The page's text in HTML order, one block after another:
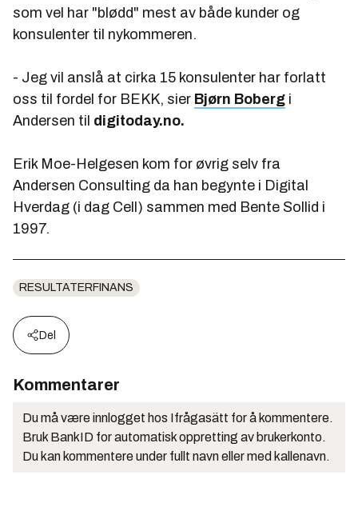
som vel har "blødd" mest av både kunder og
konsulenter til nykommeren.
- Jeg vil anslå at cirka 15 konsulenter har forlatt
oss til fordel for BEKK, sier Bjørn Boberg i
Andersen til digitoday.no.
Erik Moe-Helgesen kom for øvrig selv fra
Andersen Consulting da han begynte i Digital
Hverdag (i dag Cell) sammen med Bente Sollid i
1997.
RESULTATERFINANS
Del
Kommentarer
Du må være innlogget hos Ifrågasätt for å kommentere.
Bruk BankID for automatisk oppretting av brukerkonto.
Du kan kommentere under fullt navn eller med kallenavn.